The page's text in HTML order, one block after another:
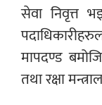
सेवा निवृत्त
मापदण्ड
तथा रक्षा